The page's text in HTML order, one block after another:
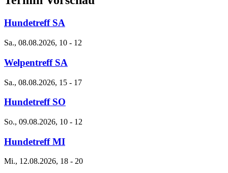
Hundetreff SA
Sa., 08.08.2026, 10 - 12
Welpentreff SA
Sa., 08.08.2026, 15 - 17
Hundetreff SO
So., 09.08.2026, 10 - 12
Hundetreff MI
Mi., 12.08.2026, 18 - 20